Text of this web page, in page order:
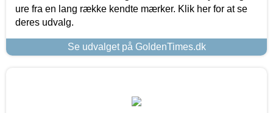
ure fra en lang række kendte mærker. Klik her for at se
deres udvalg.
Se udvalget på GoldenTimes.dk